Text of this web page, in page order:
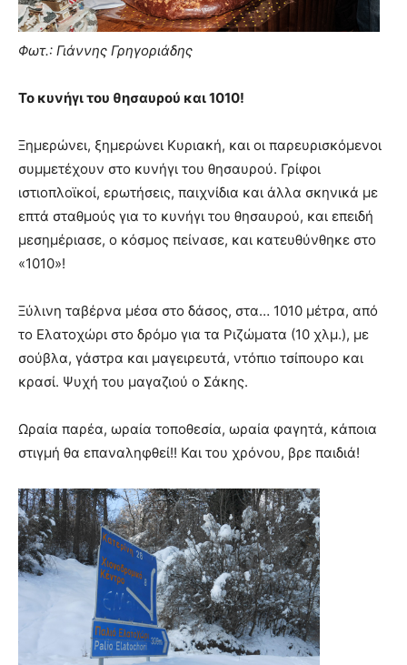
Φωτ.: Γιάννης Γρηγοριάδης
Το κυνήγι του θησαυρού και 1010!
Ξημερώνει, ξημερώνει Κυριακή, και οι παρευρισκόμενοι
συμμετέχουν στο κυνήγι του θησαυρού. Γρίφοι
ιστιοπλοϊκοί, ερωτήσεις, παιχνίδια και άλλα σκηνικά με
επτά σταθμούς για το κυνήγι του θησαυρού, και επειδή
μεσημέριασε, ο κόσμος πείνασε, και κατευθύνθηκε στο
«1010»!
Ξύλινη ταβέρνα μέσα στο δάσος, στα… 1010 μέτρα, από
το Ελατοχώρι στο δρόμο για τα Ριζώματα (10 χλμ.), με
σούβλα, γάστρα και μαγειρευτά, ντόπιο τσίπουρο και
κρασί. Ψυχή του μαγαζιού ο Σάκης.
Ωραία παρέα, ωραία τοποθεσία, ωραία φαγητά, κάποια
στιγμή θα επαναληφθεί!! Και του χρόνου, βρε παιδιά!